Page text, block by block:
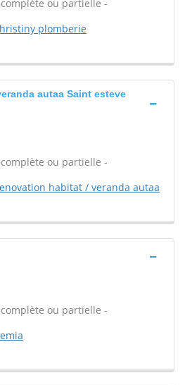
ou partielle -
plomberie
autaa Saint esteve
ou partielle -
habitat / veranda autaa
ou partielle -